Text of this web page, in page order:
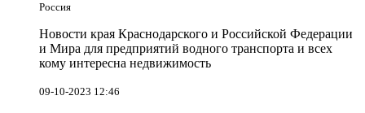
Россия
Новости края Краснодарского и Российской Федерации
и Мира для предприятий водного транспорта и всех
кому интересна недвижимость
09-10-2023 12:46